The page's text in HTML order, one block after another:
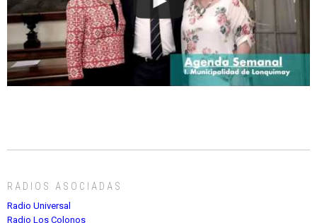
RADIOS ASOCIADAS
Radio Universal
Radio Los Colonos